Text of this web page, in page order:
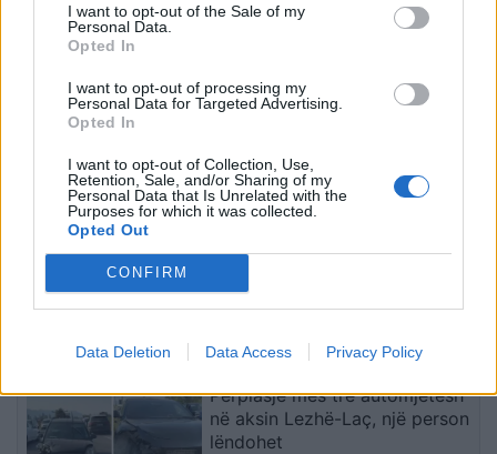
I want to opt-out of the Sale of my
Personal Data.
Opted In
I want to opt-out of processing my
Personal Data for Targeted Advertising.
Opted In
I want to opt-out of Collection, Use,
Retention, Sale, and/or Sharing of my
Personal Data that Is Unrelated with the
Purposes for which it was collected.
Opted Out
CONFIRM
Data Deletion Data Access Privacy Policy
Dita e 69-të e protestës,
qytetarët marshojnë
nëpër Tiranë
Kakavijë, kolona e
5 km në territorin grek
të fundit
Zubin Potoku zbulon gjurmë të
mundshme të luftës, Fehlinger
kërkon hetim të plotë dhe
Përplasje mes tre automjetesh
në aksin Lezhë-Laç, një person
lëndohet